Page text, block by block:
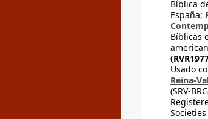
Bíblica
España;
Bíblicas
Usado
Reina-
(SRV-
Societies